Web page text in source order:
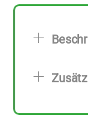
Entkoffeiniert
Menge